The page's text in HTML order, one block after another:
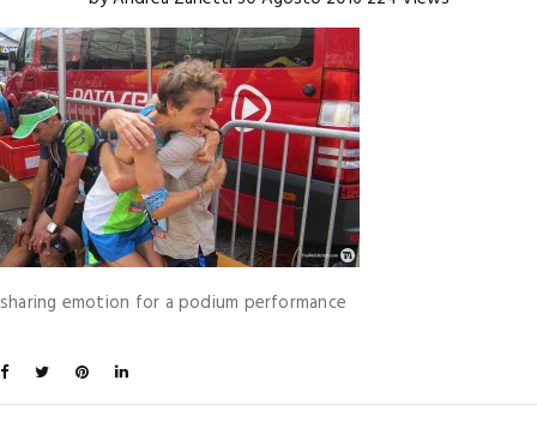
sharing emotion for a podium performance